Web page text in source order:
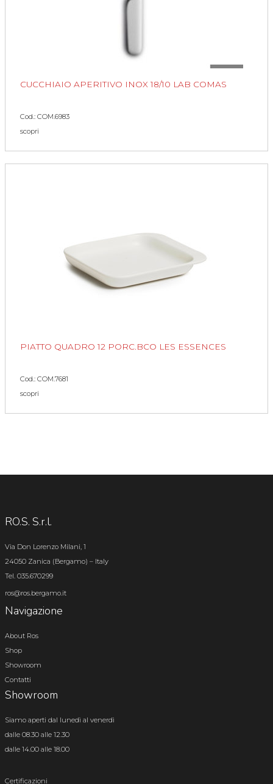
CUCCHIAIO APERITIVO INOX 18/10 LAB COMAS
Cod.: COM.6983
scopri
PIATTO QUADRO 12 PORC.BCO LES ESSENCES
Cod.: COM.7681
scopri
RO.S. S.r.l.
Via Don Lorenzo Milani, 1
24050 Zanica (Bergamo) – Italy
Tel. 035.670299
ros@ros.bergamo.it
Navigazione
About Ros
Shop
Showroom
Contatti
Showroom
Siamo aperti dal lunedì al venerdì
dalle 08.30 alle 12.30
dalle 14.00 alle 18.00
Certificazioni